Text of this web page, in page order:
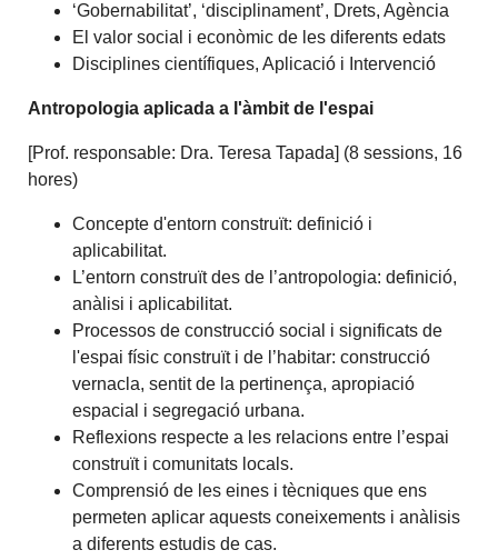
‘Gobernabilitat’, ‘disciplinament’, Drets, Agència
El valor social i econòmic de les diferents edats
Disciplines científiques, Aplicació i Intervenció
Antropologia aplicada a l'àmbit de l'espai
[Prof. responsable: Dra. Teresa Tapada] (8 sessions, 16
hores)
Concepte d'entorn construït: definició i
aplicabilitat.
L’entorn construït des de l’antropologia: definició,
anàlisi i aplicabilitat.
Processos de construcció social i significats de
l'espai físic construït i de l’habitar: construcció
vernacla, sentit de la pertinença, apropiació
espacial i segregació urbana.
Reflexions respecte a les relacions entre l’espai
construït i comunitats locals.
Comprensió de les eines i tècniques que ens
permeten aplicar aquests coneixements i anàlisis
a diferents estudis de cas.